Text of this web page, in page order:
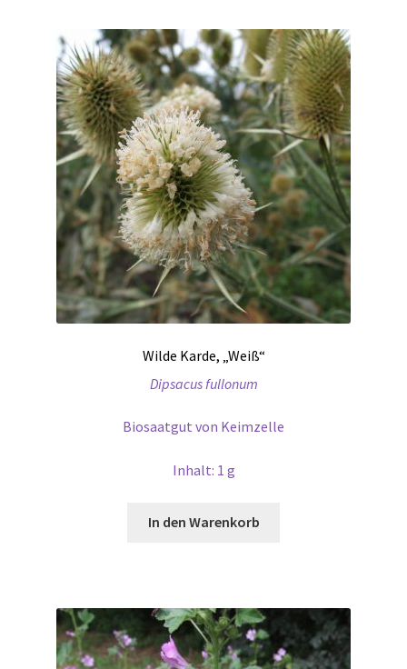
Wilde Karde, „Weiß“
Dipsacus fullonum
Biosaatgut von Keimzelle
Inhalt: 1 g
In den Warenkorb